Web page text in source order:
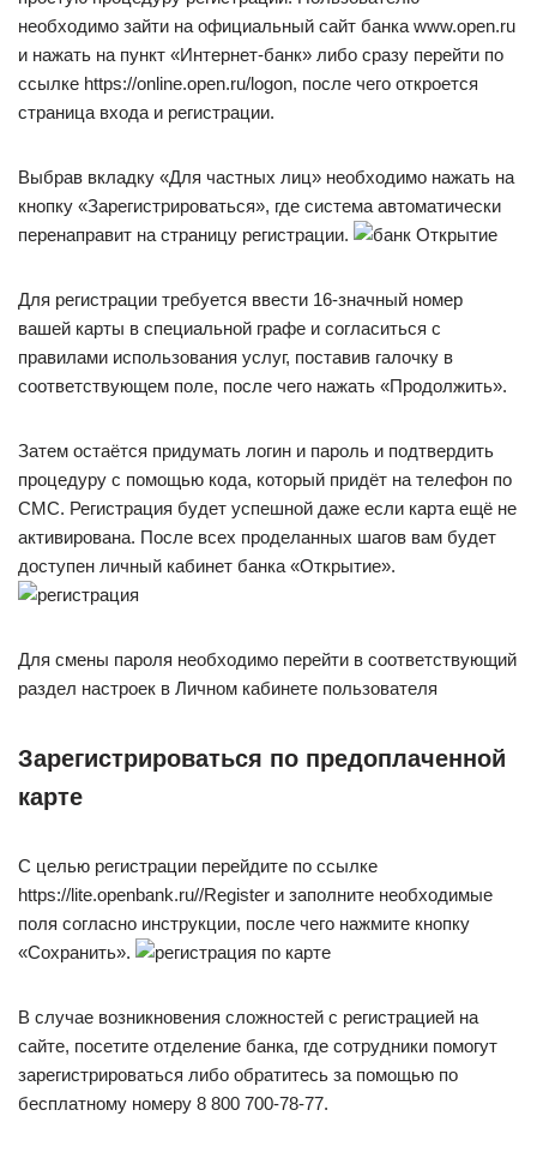
необходимо зайти на официальный сайт банка www.open.ru
и нажать на пункт «Интернет-банк» либо сразу перейти по
ссылке https://online.open.ru/logon, после чего откроется
страница входа и регистрации.
Выбрав вкладку «Для частных лиц» необходимо нажать на
кнопку «Зарегистрироваться», где система автоматически
перенаправит на страницу регистрации.
Для регистрации требуется ввести 16-значный номер
вашей карты в специальной графе и согласиться с
правилами использования услуг, поставив галочку в
соответствующем поле, после чего нажать «Продолжить».
Затем остаётся придумать логин и пароль и подтвердить
процедуру с помощью кода, который придёт на телефон по
СМС. Регистрация будет успешной даже если карта ещё не
активирована. После всех проделанных шагов вам будет
доступен личный кабинет банка «Открытие».
Для смены пароля необходимо перейти в соответствующий
раздел настроек в Личном кабинете пользователя
Зарегистрироваться по предоплаченной
карте
С целью регистрации перейдите по ссылке
https://lite.openbank.ru//Register и заполните необходимые
поля согласно инструкции, после чего нажмите кнопку
«Сохранить».
В случае возникновения сложностей с регистрацией на
сайте, посетите отделение банка, где сотрудники помогут
зарегистрироваться либо обратитесь за помощью по
бесплатному номеру 8 800 700-78-77.